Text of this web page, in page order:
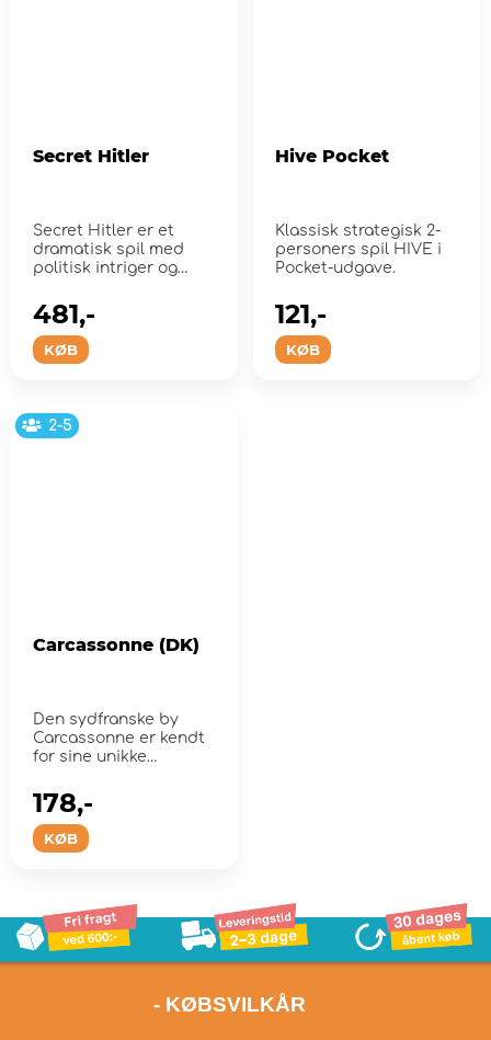
Secret Hitler
Secret Hitler er et
dramatisk spil med
politisk intriger og
sat...
KØB
481,-
Hive Pocket
Klassisk strategisk 2-
personers spil HIVE i
Pocket-udgave.
KØB
121,-
2-5
Carcassonne (DK)
Den sydfranske by
Carcassonne er kendt
for sine unikke
middelalderlige f...
KØB
178,-
- KØBSVILKÅR